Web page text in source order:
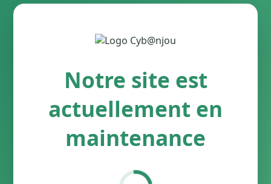
Notre site est
actuellement en
maintenance